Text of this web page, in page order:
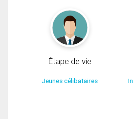
Étape de vie
Jeunes célibataires